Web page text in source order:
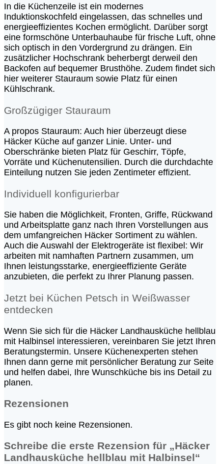
In die Küchenzeile ist ein modernes
Induktionskochfeld eingelassen, das schnelles und
energieeffizientes Kochen ermöglicht. Darüber sorgt
eine formschöne Unterbauhaube für frische Luft, ohne
sich optisch in den Vordergrund zu drängen. Ein
zusätzlicher Hochschrank beherbergt derweil den
Backofen auf bequemer Brusthöhe. Zudem findet sich
hier weiterer Stauraum sowie Platz für einen
Kühlschrank.
Großzügiger Stauraum
A propos Stauraum: Auch hier überzeugt diese
Häcker Küche auf ganzer Linie. Unter- und
Oberschränke bieten Platz für Geschirr, Töpfe,
Vorräte und Küchenutensilien. Durch die durchdachte
Einteilung nutzen Sie jeden Zentimeter effizient.
Individuell konfigurierbar
Sie haben die Möglichkeit, Fronten, Griffe, Rückwand
und Arbeitsplatte ganz nach Ihren Vorstellungen aus
dem umfangreichen Häcker Sortiment zu wählen.
Auch die Auswahl der Elektrogeräte ist flexibel: Wir
arbeiten mit namhaften Partnern zusammen, um
Ihnen leistungsstarke, energieeffiziente Geräte
anzubieten, die perfekt zu Ihrer Planung passen.
Jetzt bei Küchen Petsch in Weißwasser
entdecken
Wenn Sie sich für die Häcker Landhausküche hellblau
mit Halbinsel interessieren, vereinbaren Sie jetzt Ihren
Beratungstermin. Unsere Küchenexperten stehen
Ihnen dann gerne mit persönlicher Beratung zur Seite
und helfen dabei, Ihre Wunschküche bis ins Detail zu
planen.
Rezensionen
Es gibt noch keine Rezensionen.
Schreibe die erste Rezension für „Häcker
Landhausküche hellblau mit Halbinsel“